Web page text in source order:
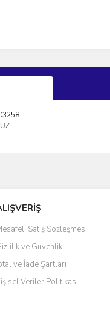
veya görüntülenemiyor.
bilgiler bulunuyor.
daha pahalı.
olmalı.
Satış Sözleşmesi
ve Güvenlik
ve İade Şartları
Veriler Politikası